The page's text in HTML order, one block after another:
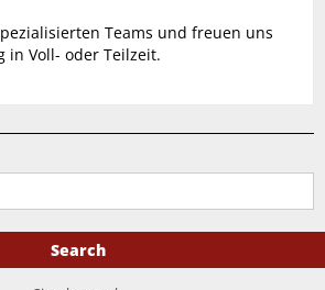
Teams und freuen uns
in Voll- oder Teilzeit.
Search